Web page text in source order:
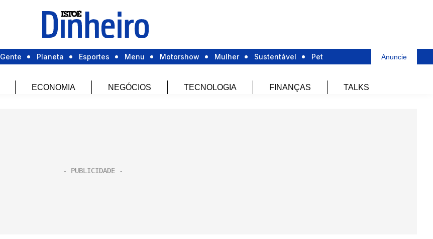
Gente Planeta Esportes Menu Motorshow Mulher Sustentável Pet Anuncie
ECONOMIA NEGÓCIOS TECNOLOGIA FINANÇAS TALKS